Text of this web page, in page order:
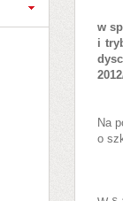
w
i
Na
o